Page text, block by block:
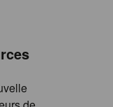
us on